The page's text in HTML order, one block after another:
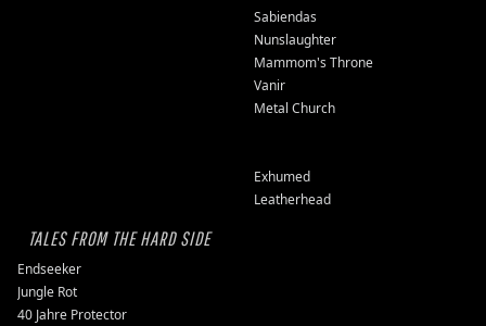
Sabiendas
Nunslaughter
Mammom's Throne
Vanir
Metal Church
Exhumed
Leatherhead
TALES FROM THE HARD SIDE
Endseeker
Jungle Rot
40 Jahre Protector